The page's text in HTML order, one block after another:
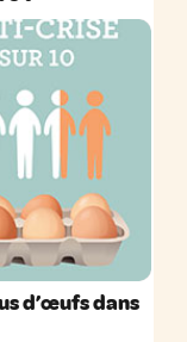
d’œufs dans